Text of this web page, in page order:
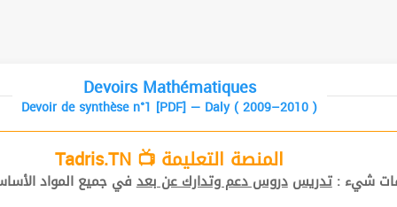
Devoirs Mathématiques
Devoir de synthèse n°1 [PDF] — Daly ( 2009–2010 )
المنصة التعليمة 📺 Tadris.TN
شيء :تدريس دروس دعم وتدارك عن بعدفي جميع المواد